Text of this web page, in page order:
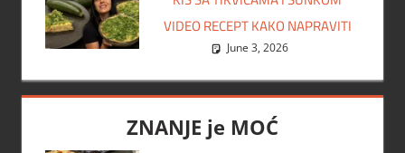
VIDEO RECEPT KAKO NAPRAVITI
June 3, 2026
ZNANJE je MOĆ